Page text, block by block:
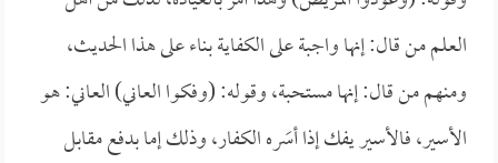
العلم من قال: إنها واجبة على الكفاية بناء على هذا الحديث،
ومنهم من قال: إنها مستحبة، وقوله: (وفكوا العاني) العاني: هو
الأسير، فالأسير يفك إذا أسَره الكفار، وذلك إما بدفع مقابل